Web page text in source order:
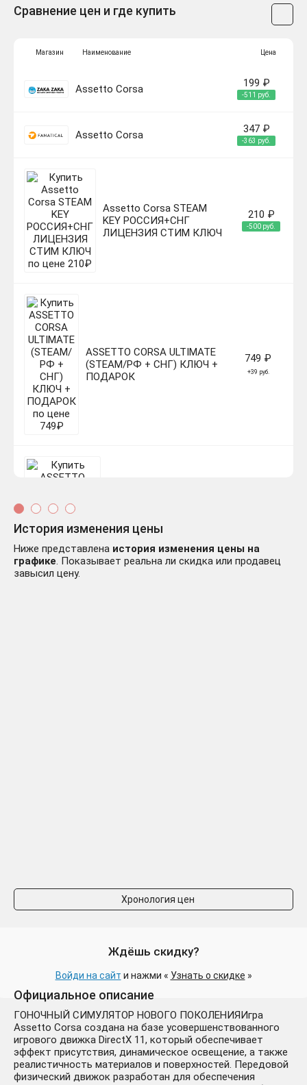
Сравнение цен и где купить
Магазин Наименование Цена
Assetto Corsa 199 ₽
-511 руб.
Assetto Corsa 347 ₽
-363 руб.
Assetto Corsa STEAM
KEY РОССИЯ+СНГ
ЛИЦЕНЗИЯ СТИМ КЛЮЧ
210 ₽
-500 руб.
ASSETTO CORSA ULTIMATE
(STEAM/РФ + СНГ) КЛЮЧ +
ПОДАРОК
749 ₽
+39 руб.
РОССИЯ+КЗ+СНГ
Assetto Corsa / STEAM KEY
/RU+CIS
168 ₽
История изменения цены
Ниже представлена история изменения цены на
графике. Показывает реальна ли скидка или продавец
завысил цену.
Хронология цен
Ждёшь скидку?
Войди на сайт и нажми « Узнать о скидке »
Официальное описание
ГОНОЧНЫЙ СИМУЛЯТОР НОВОГО ПОКОЛЕНИЯИгра
Assetto Corsa создана на базе усовершенствованного
игрового движка DirectX 11, который обеспечивает
эффект присутствия, динамическое освещение, а также
реалистичность материалов и поверхностей. Передовой
физический движок разработан для обеспечения